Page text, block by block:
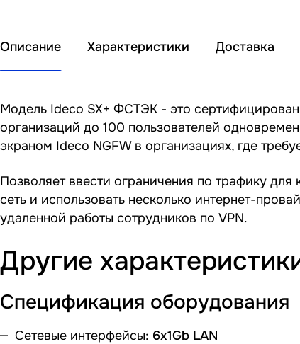
Описание Характеристики Доставка
Модель Ideco SX+ ФСТЭК - это
организаций до 100 пользователей
экраном Ideco NGFW в организациях, где
Позволяет ввести ограничения по трафику
сеть и использовать несколько интернет-
удаленной работы сотрудников по VPN.
Другие
Спецификация оборудования
Сетевые интерфейсы: 6x1Gb LAN